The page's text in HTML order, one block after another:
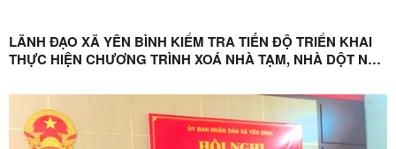
LÃNH ĐẠO XÃ YÊN BÌNH KIỂM TRA TIẾN ĐỘ TRIỂN KHAI
THỰC HIỆN CHƯƠNG TRÌNH XOÁ NHÀ TẠM, NHÀ DỘT NÁT